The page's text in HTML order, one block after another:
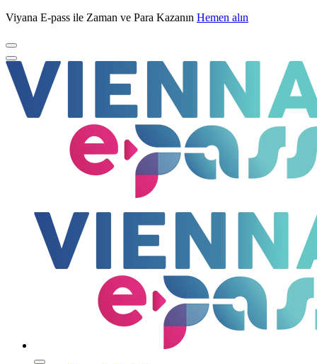
Viyana E-pass ile Zaman ve Para Kazanın Hemen alın